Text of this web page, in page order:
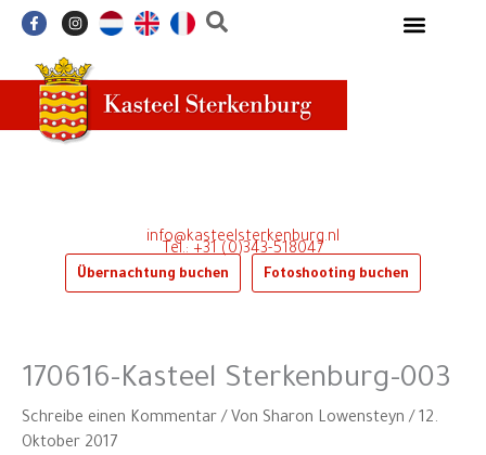
Zum
springen
F
a
b
o
o
k
-
I
n
a
g
r
a
m
Übernachtung buchen Fotoshooting buchen
Tel.: +31 (0)343-518047
info@kasteelsterkenburg.nl
170616-Kasteel Sterkenburg-003
Schreibe einen Kommentar / Von Sharon Lowensteyn / 12.
Oktober 2017